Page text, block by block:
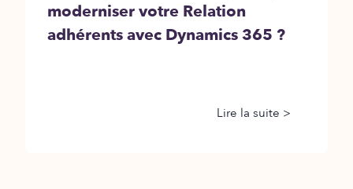
moderniser votre Relation
adhérents avec Dynamics 365 ?
Lire la suite >